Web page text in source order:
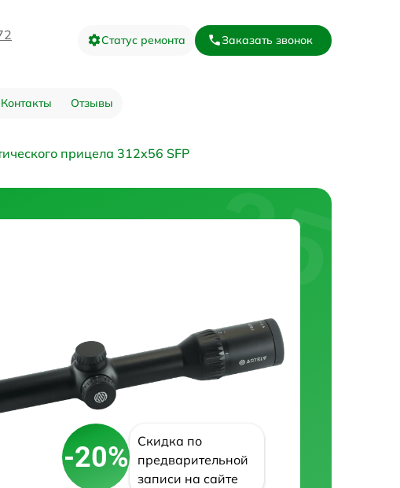
Статус ремонта Заказать звонок
Контакты Отзывы
прицела 312x56 SFP
-20%
Скидка по
предварительной
записи на сайте